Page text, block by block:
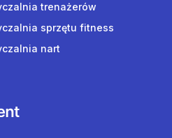
trenażerów
sprzętu fitness
nart